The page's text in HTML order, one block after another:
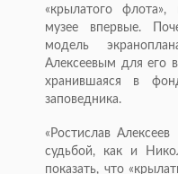
«крылатого флота»,
музее впервые.
модель
Алексеевым для его
хранившаяся в
заповедника.
«Ростислав
судьбой, как и
показать, что